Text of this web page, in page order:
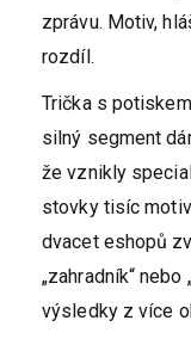
zprávu. Motiv,
rozdíl.
Trička s
silný segment
že vznikly
stovky tisíc
dvacet eshopů
„zahradník“
výsledky z více